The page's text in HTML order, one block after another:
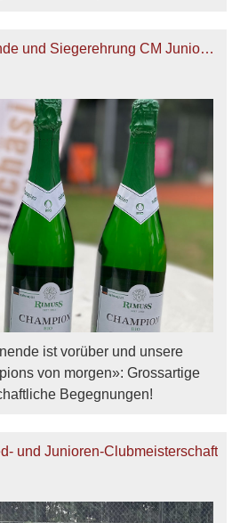
Erstes CM-Wochenende und Siegerehrung CM Junioren
ist vorüber und unsere
von morgen»: Grossartige
Begegnungen!
und Junioren-Clubmeisterschaft